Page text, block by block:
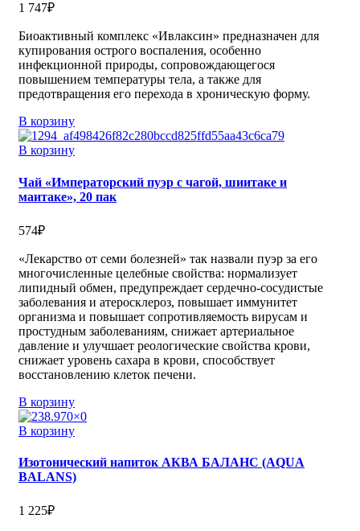
1 747₽
Биоактивный комплекс «Ивлаксин» предназначен для
купирования острого воспаления, особенно
инфекционной природы, сопровождающегося
повышением температуры тела, а также для
предотвращения его перехода в хроническую форму.
В корзину
В корзину
Чай «Императорский пуэр с чагой, шиитаке и
маитаке», 20 пак
574₽
«Лекарство от семи болезней» так назвали пуэр за его
многочисленные целебные свойства: нормализует
липидный обмен, предупреждает сердечно-сосудистые
заболевания и атеросклероз, повышает иммунитет
организма и повышает сопротивляемость вирусам и
простудным заболеваниям, снижает артериальное
давление и улучшает реологические свойства крови,
снижает уровень сахара в крови, способствует
восстановлению клеток печени.
В корзину
В корзину
Изотонический напиток АКВА БАЛАНС (AQUA
BALANS)
1 225₽